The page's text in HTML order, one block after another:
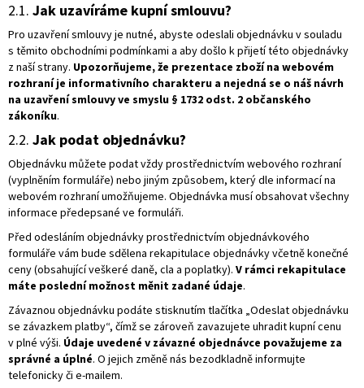
2.1. Jak uzavíráme kupní smlouvu?
Pro uzavření smlouvy je nutné, abyste odeslali objednávku v souladu
s těmito obchodními podmínkami a aby došlo k přijetí této objednávky
z naší strany. Upozorňujeme, že prezentace zboží na webovém
rozhraní je informativního charakteru a nejedná se o náš návrh
na uzavření smlouvy ve smyslu § 1732 odst. 2 občanského
zákoníku.
2.2. Jak podat objednávku?
Objednávku můžete podat vždy prostřednictvím webového rozhraní
(vyplněním formuláře) nebo jiným způsobem, který dle informací na
webovém rozhraní umožňujeme. Objednávka musí obsahovat všechny
informace předepsané ve formuláři.
Před odesláním objednávky prostřednictvím objednávkového
formuláře vám bude sdělena rekapitulace objednávky včetně konečné
ceny (obsahující veškeré daně, cla a poplatky). V rámci rekapitulace
máte poslední možnost měnit zadané údaje.
Závaznou objednávku podáte stisknutím tlačítka „Odeslat objednávku
se závazkem platby“, čímž se zároveň zavazujete uhradit kupní cenu
v plné výši. Údaje uvedené v závazné objednávce považujeme za
správné a úplné. O jejich změně nás bezodkladně informujte
telefonicky či e-mailem.